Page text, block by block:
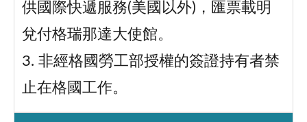
供國際快遞服務(美國以外)，匯票載明
兌付格瑞那達大使館。
3. 非經格國勞工部授權的簽證持有者禁
止在格國工作。